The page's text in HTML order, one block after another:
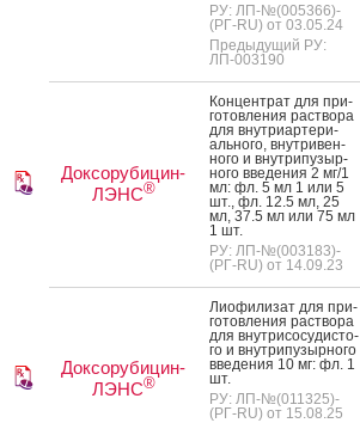
РУ: ЛП-№(005366)-
(РГ-RU) от 03.05.24
Предыдущий РУ:
ЛП-003190
Доксорубицин-
ЛЭНС®
Кон­цен­трат для при­
готов­ле­ния рас­тво­ра
для внут­ри­ар­те­ри­
аль­но­го, внут­ри­вен­
но­го и внут­ри­пузыр­
но­го вве­дения 2 мг/1
мл: фл. 5 мл 1 или 5
шт., фл. 12.5 мл, 25
мл, 37.5 мл или 75 мл
1 шт.
РУ: ЛП-№(003183)-
(РГ-RU) от 14.09.23
Доксорубицин-
ЛЭНС®
Ли­офи­лизат для при­
готов­ле­ния рас­тво­ра
для внут­ри­сосу­дис­то­
го и внут­ри­пузыр­но­го
вве­дения 10 мг: фл. 1
шт.
РУ: ЛП-№(011325)-
(РГ-RU) от 15.08.25